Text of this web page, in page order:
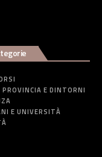
PROVINCIA E DINTORNI
E UNIVERSITÀ